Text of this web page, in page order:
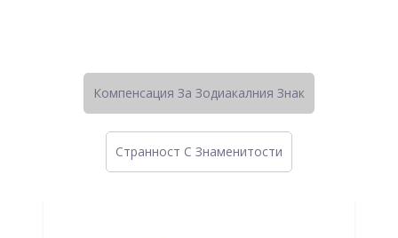
Компенсация За Зодиакалния Знак
Странност C Знаменитости